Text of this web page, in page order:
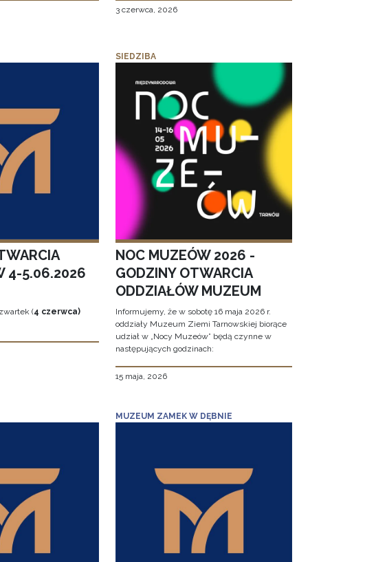
3 czerwca, 2026
4-5.06.2026
(4 czerwca)
SIEDZIBA
NOC MUZEÓW 2026 -
GODZINY OTWARCIA
ODDZIAŁÓW MUZEUM
Informujemy, że w sobotę 16 maja 2026 r.
oddziały Muzeum Ziemi Tarnowskiej biorące
udział w „Nocy Muzeów” będą czynne w
następujących godzinach:
15 maja, 2026
MUZEUM ZAMEK W DĘBNIE